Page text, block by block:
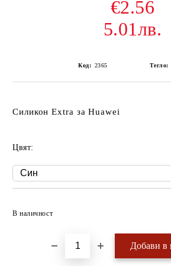
€2.56
5.01лв.
Код: 2365 Тегло:
Силикон Extra за Huawei
Цвят:
В наличност